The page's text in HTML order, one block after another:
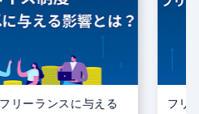
リーランスに与える
フリ